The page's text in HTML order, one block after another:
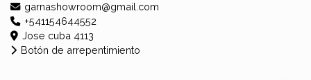
garnashowroom@gmail.com
+541154644552
Jose cuba 4113
Botón de arrepentimiento